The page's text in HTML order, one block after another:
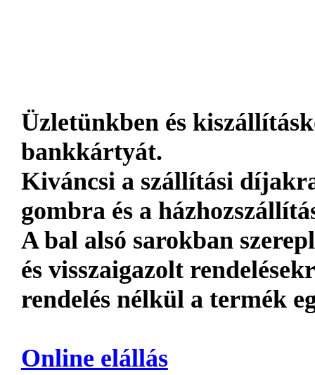
Üzletünkben és
bankkártyát.
Kiváncsi a szállítási
gombra és a
A bal alsó sarokban
és visszaigazolt
rendelés nélkül a termék
Online elállás